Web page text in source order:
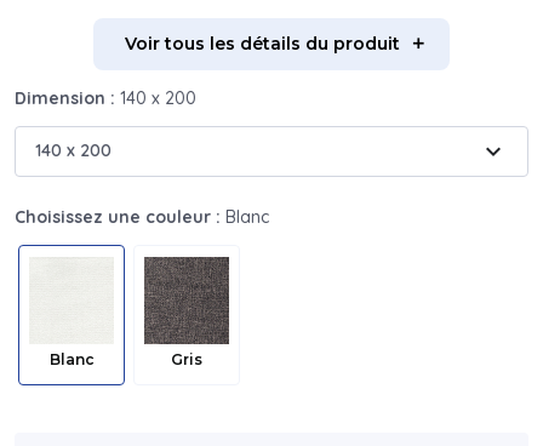
Voir tous les détails du produit
Dimension : 140 x 200
140 x 200 expand_more
Choisissez une couleur : Blanc
Blanc Gris